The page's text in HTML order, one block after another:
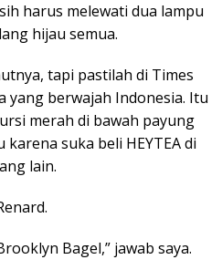
harus melewati dua lampu
hijau semua.
tapi pastilah di Times
yang berwajah Indonesia. Itu
merah di bawah payung
suka beli HEYTEA di
lain.
Bagel,” jawab saya.